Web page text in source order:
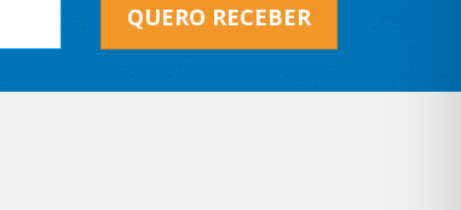
QUERO RECEBER